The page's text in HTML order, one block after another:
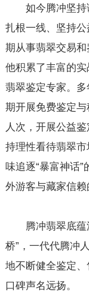
如今腾冲坚持
扎根一线、坚持
期从事翡翠交易和
他积累了丰富的实
翡翠鉴定专家。多
期开展免费鉴定
人次，开展公益
持理性看待翡翠
味追逐“暴富神话
外游客与藏家信赖
腾冲翡翠底蕴深
桥”，一代代腾冲
地不断健全鉴定、
口碑声名远扬。